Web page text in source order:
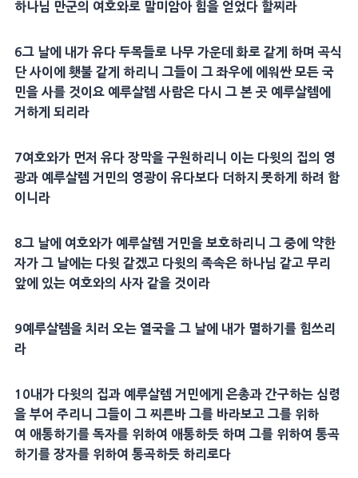
하나님 만군의 여호와로 말미암아 힘을 얻었다 할찌라
6그 날에 내가 유다 두목들로 나무가운데 화로 같게 하며 곡식
단 사이에 횃불같게 하리니 그들이 그 좌우에 에워싼 모든 국
민을 사를 것이요 예루살렘 사람은 다시 그 본 곳 예루살렘에
거하게 되리라
7여호와가 먼저 유다 장막을 구원 하리니 이는 다윗의 집의 영
광과 예루살렘 거민의 영광이 유다보다 더하지 못하게 하려 함
이니라
8그 날에 여호와가 예루살렘 거민을 보호하리니 그 중에 약한
자가 그 날에는 다윗 같겠고 다윗의 족속은 하나님 같고 무리
앞에 있는 여호와의 사자같을 것이라
9예루살렘을 치러 오는 열국을 그 날에 내가 멸하기를 힘쓰리
라
10내가 다윗의 집과 예루살렘 거민에게 은총과 간구하는 심령
을 부어 주리니 그들이 그 찌른바 그를 바라보고 그를 위하
여 애통하기를 독자를 위하여 애통하듯 하며 그를 위하여 통곡
하기를 장자를 위하여 통곡하듯 하리로다